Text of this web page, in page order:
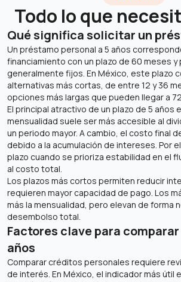
Todo lo que
Qué significa solicitar un
Un préstamo personal a 5 años
financiamiento con un plazo de 60 meses
generalmente fijos. En México, este plazo
alternativas más cortas, de entre 12 y 36
opciones más largas que pueden llegar a
El principal atractivo de un plazo de 5 años
mensualidad suele ser más accesible al
un periodo mayor. A cambio, el costo final
debido a la acumulación de intereses. Por
plazo cuando se prioriza estabilidad en el
al costo total.
Los plazos más cortos permiten reducir
requieren mayor capacidad de pago. Los
más la mensualidad, pero elevan de forma
desembolso total.
Factores clave para
años
Comparar créditos personales requiere
de interés. En México, el indicador más útil